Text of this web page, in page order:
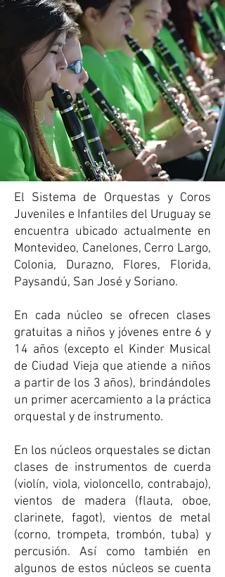
El Sistema de Orquestas y Coros
Juveniles e Infantiles del Uruguay se
encuentra ubicado actualmente en
Montevideo, Canelones, Cerro Largo,
Colonia, Durazno, Flores, Florida,
Paysandú, San José y Soriano.
En cada núcleo se ofrecen clases
gratuitas a niños y jóvenes entre 6 y
14 años (excepto el Kinder Musical
de Ciudad Vieja que atiende a niños
a partir de los 3 años), brindándoles
un primer acercamiento a la práctica
orquestal y de instrumento.
En los núcleos orquestales se dictan
clases de instrumentos de cuerda
(violín, viola, violoncello, contrabajo),
vientos de madera (flauta, oboe,
clarinete, fagot), vientos de metal
(corno, trompeta, trombón, tuba) y
percusión.​ Así como también en
algunos de estos núcleos se cuenta